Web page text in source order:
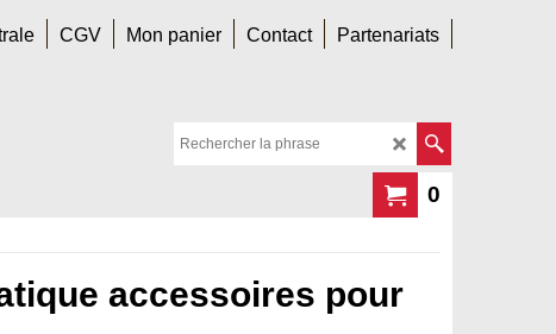
CGV Mon panier Contact Partenariats
0
accessoires pour